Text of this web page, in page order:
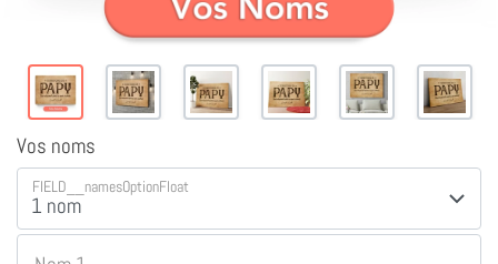
Vos noms
FIELD__namesOptionFloat